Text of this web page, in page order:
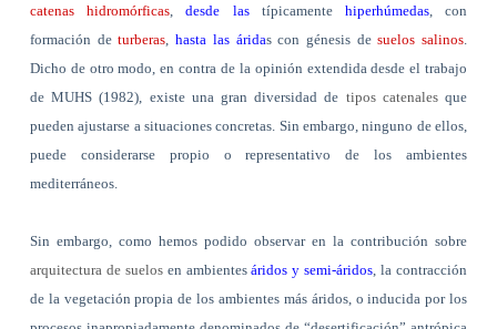
catenas hidromórficas ,desde lastípicamente hiperhúmedas, con
formación deturberas hasta las áridas con génesis desuelos salinos
Dicho de otro modo, en contra de la opinión extendida desde el trabajo
de MUHS (1982), existe una gran diversidad de tipos catenalesque
pueden ajustarse a situaciones concretas. Sin embargo, ninguno de ellos,
puede considerarse propio o representativo de los ambientes
mediterráneos.
Sin embargo, como hemos podido observar en la contribución sobre
arquitectura de suelosen ambientesáridos y semi-áridos , la contracción
de la vegetación propia de los ambientes más áridos, o inducida por los